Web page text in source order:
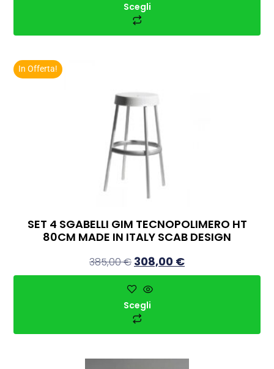
Scegli
In Offerta!
SET 4 SGABELLI GIM TECNOPOLIMERO HT
80CM MADE IN ITALY SCAB DESIGN
385,00€ 308,00 €
Scegli